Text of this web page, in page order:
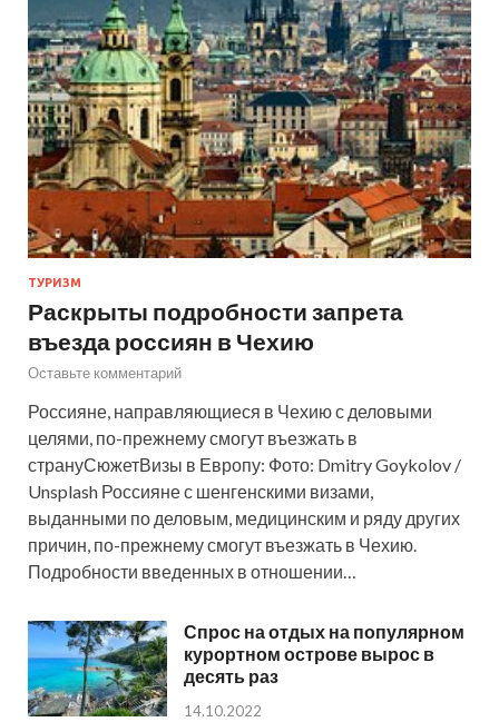
ТУРИЗМ
Раскрыты подробности запрета
въезда россиян в Чехию
Оставьте комментарий
Россияне, направляющиеся в Чехию с деловыми
целями, по-прежнему смогут въезжать в
странуСюжетВизы в Европу: Фото: Dmitry Goykolov /
Unsplash Россияне с шенгенскими визами,
выданными по деловым, медицинским и ряду других
причин, по-прежнему смогут въезжать в Чехию.
Подробности введенных в отношении…
Спрос на отдых на популярном
курортном острове вырос в
десять раз
14.10.2022